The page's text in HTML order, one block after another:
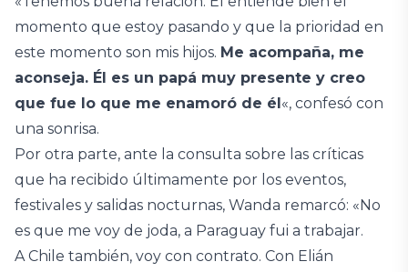
momento que estoy pasando y que la prioridad en
este momento son mis hijos. Me acompaña, me
aconseja. Él es un papá muy presente y creo
que fue lo que me enamoró de él«, confesó con
una sonrisa.
Por otra parte, ante la consulta sobre las críticas
que ha recibido últimamente por los eventos,
festivales y salidas nocturnas, Wanda remarcó: «No
es que me voy de joda, a Paraguay fui a trabajar.
A Chile también, voy con contrato. Con Elián